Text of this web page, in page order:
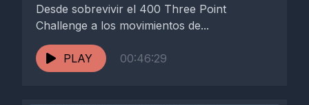
Desde sobrevivir el 400 Three Point
Challenge a los movimientos de...
PLAY 00:46:29